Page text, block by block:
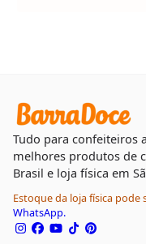
Tudo para confeiteiros
melhores produtos de
Brasil e loja física em
Estoque da loja física pode
WhatsApp.